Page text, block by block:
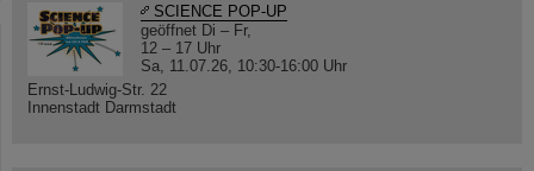
SCIENCE POP-UP
geöffnet Di – Fr,
12 – 17 Uhr
Sa, 11.07.26, 10:30-16:00 Uhr
Ernst-Ludwig-Str. 22
Innenstadt Darmstadt